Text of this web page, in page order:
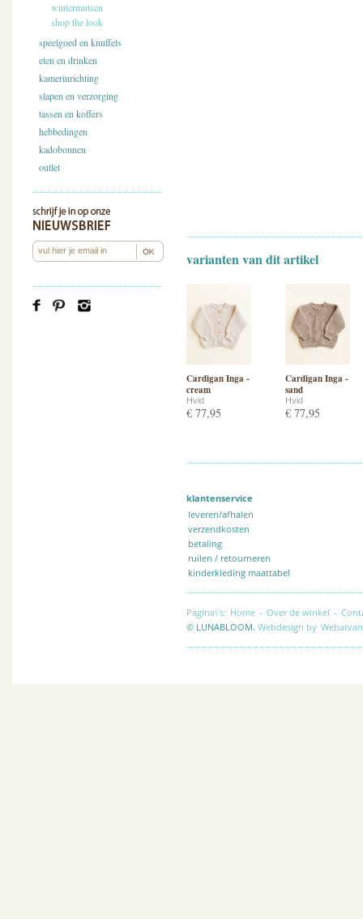
wintermutsen
shop the look
speelgoed en knuffels
eten en drinken
kamerinrichting
slapen en verzorging
tassen en koffers
hebbedingen
kadobonnen
outlet
varianten van dit artikel
Cardigan Inga -
cream
Hvid
€ 77,95
Cardigan Inga -
sand
Hvid
€ 77,95
klantenservice
leveren/afhalen
verzendkosten
betaling
ruilen / retourneren
kinderkleding maattabel
Pagina\'s: Home - Over de winkel -
© LUNABLOOM. Webdesign by